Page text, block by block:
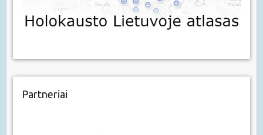
Partneriai